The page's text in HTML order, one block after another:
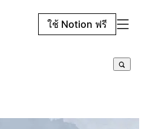
ใช้ Notion ฟรี